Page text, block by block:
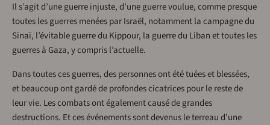
Il s’agit d’une guerre injuste, d’une guerre voulue, comme presque
toutes les guerres menées par Israël, notamment la campagne du
Sinaï, l’évitable guerre du Kippour, la guerre du Liban et toutes les
guerres à Gaza, y compris l’actuelle.
Dans toutes ces guerres, des personnes ont été tuées et blessées,
et beaucoup ont gardé de profondes cicatrices pour le reste de
leur vie. Les combats ont également causé de grandes
destructions. Et ces événements sont devenus le terreau d’une